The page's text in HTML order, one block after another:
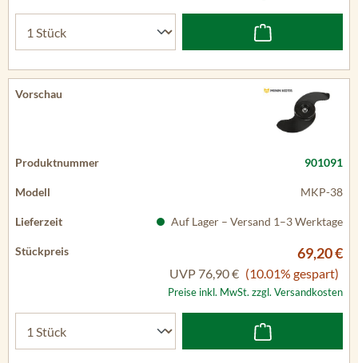
901091
MKP-38
Auf Lager – Versand 1–3 Werktage
69,20 €
UVP 76,90 € (10.01% gespart)
Preise inkl. MwSt. zzgl. Versandkosten